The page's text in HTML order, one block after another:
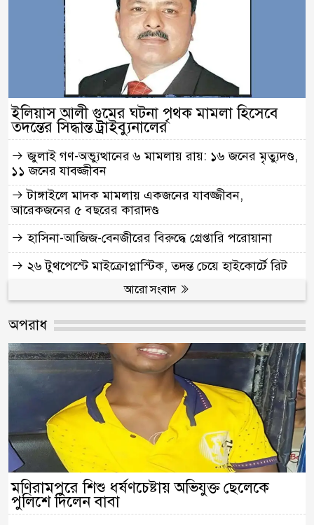
ইলিয়াস আলী গুমের ঘটনা পৃথক মামলা হিসেবে
তদন্তের সিদ্ধান্ত ট্রাইব্যুনালের
জুলাই গণ-অভ্যুত্থানের ৬ মামলায় রায়: ১৬ জনের মৃত্যুদণ্ড,
১১ জনের যাবজ্জীবন
টাঙ্গাইলে মাদক মামলায় একজনের যাবজ্জীবন,
আরেকজনের ৫ বছরের কারাদণ্ড
হাসিনা-আজিজ-বেনজীরের বিরুদ্ধে গ্রেপ্তারি পরোয়ানা
২৬ টুথপেস্টে মাইক্রোপ্লাস্টিক, তদন্ত চেয়ে হাইকোর্টে রিট
আরো সংবাদ
অপরাধ
মণিরামপুরে শিশু ধর্ষণচেষ্টায় অভিযুক্ত ছেলেকে
পুলিশে দিলেন বাবা